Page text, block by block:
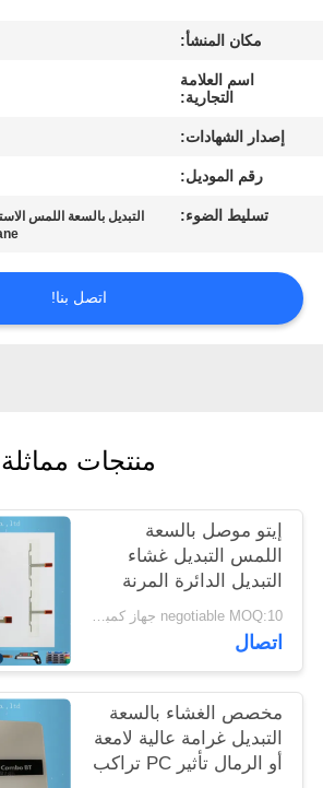
مراقبة
الجودة
اطلب
اقتباس
POLICY
مكان المنشأ:
اسم العلامة
التجارية:
إصدار الشهادات:
رقم الموديل:
تسليط الضوء: التبديل بالسعة اللمس
اتصل بنا!
منتجات مماثلة
إيتو موصل بالسعة
اللمس التبديل غشاء
التبديل الدائرة المرنة
negotiable MOQ:10 جهاز كمبيوتر شخصى / النظام
اتصال
مخصص الغشاء بالسعة
التبديل غرامة عالية لامعة
أو الرمال تأثير PC تراكب